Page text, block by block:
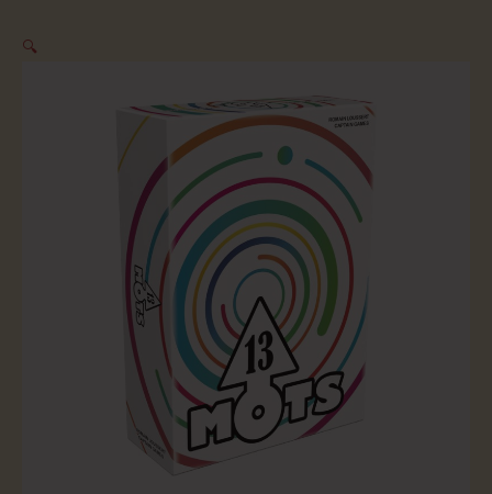
🔍
quantité